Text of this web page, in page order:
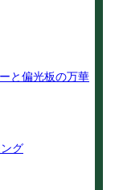
と偏光板の万華
グ